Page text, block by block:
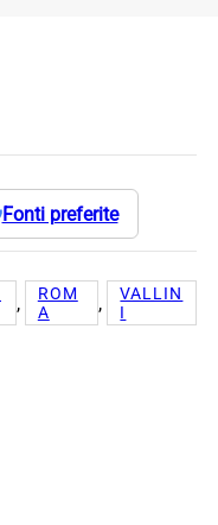
Fonti preferite
,
ROM
A
,
VALLIN
I